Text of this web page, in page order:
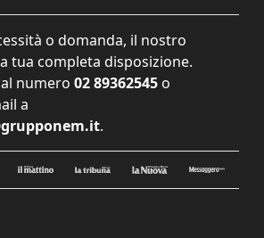
o domanda, il nostro
tua completa disposizione.
numero 02 89362545 o
a
.